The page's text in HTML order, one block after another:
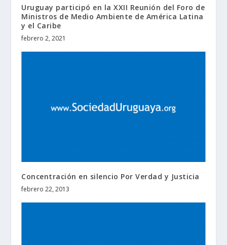
Uruguay participó en la XXII Reunión del Foro de
Ministros de Medio Ambiente de América Latina
y el Caribe
febrero 2, 2021
Concentración en silencio Por Verdad y Justicia
febrero 22, 2013